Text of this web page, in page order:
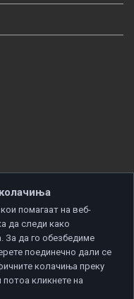
помагаат на веб-
да следи како
За да го обезбедиме
поединечно дали се
колачиња преку
кликнете на